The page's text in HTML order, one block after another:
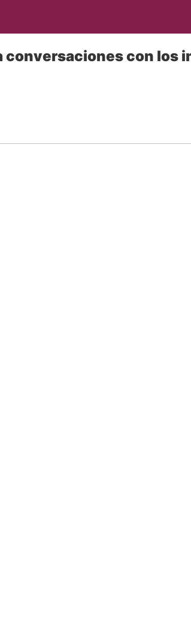
con los